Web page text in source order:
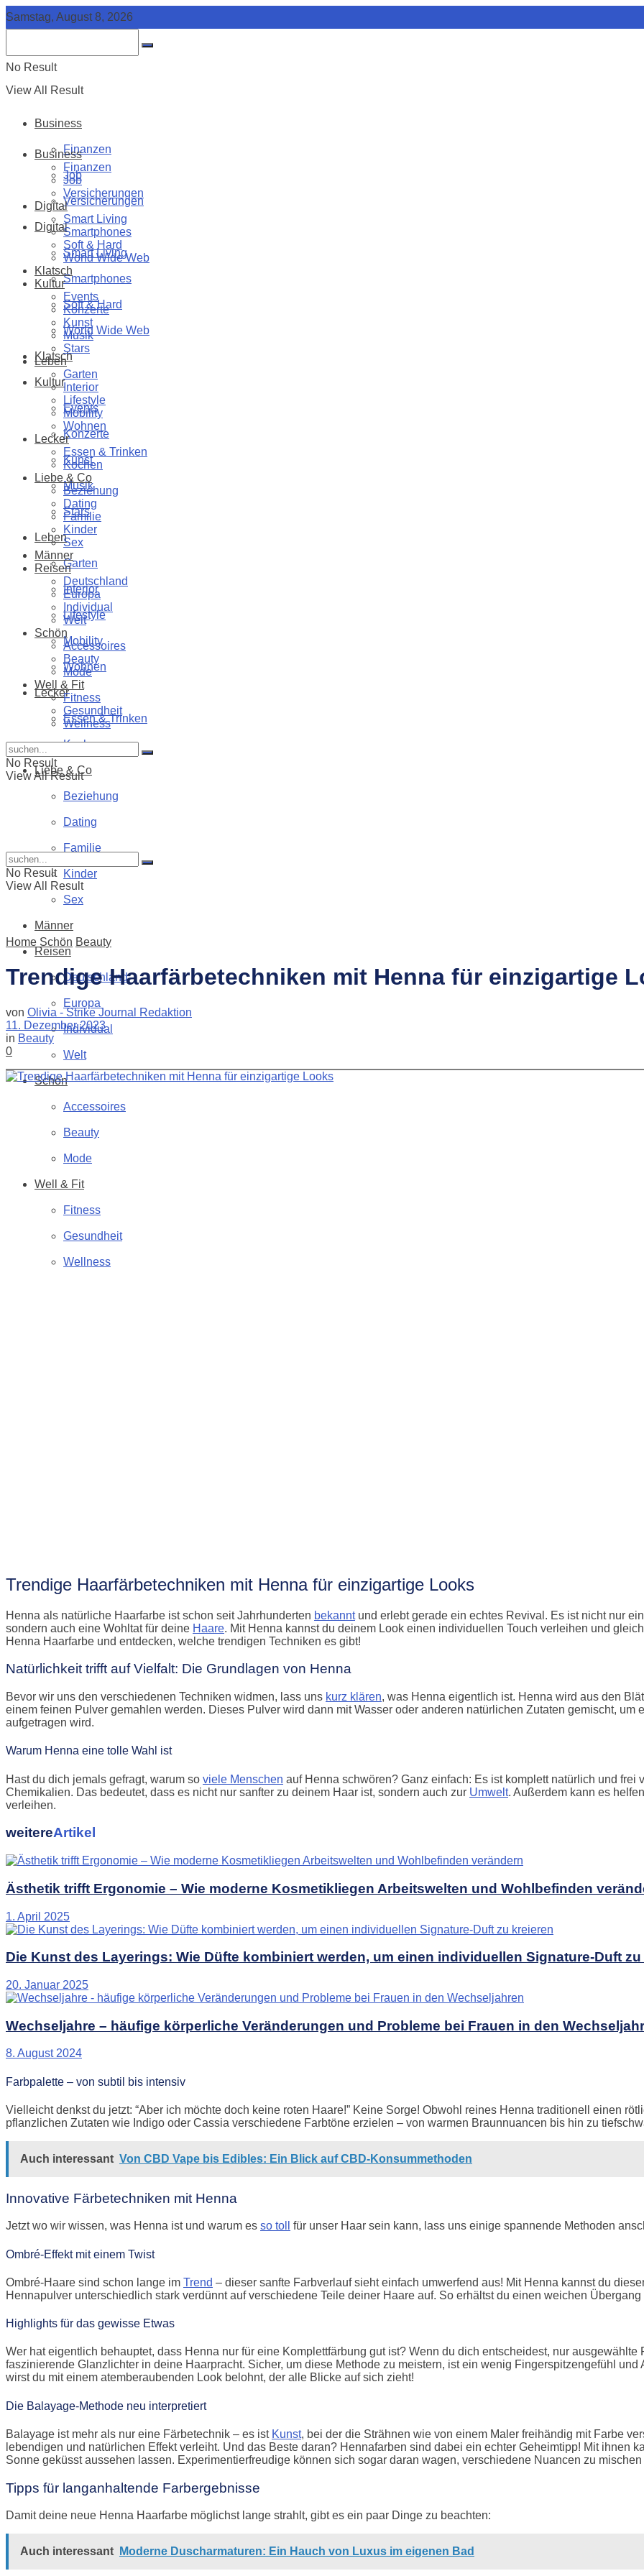
Samstag, August 8, 2026
No Result
View All Result
Business
Finanzen
Job
Versicherungen
Digital
Smart Living
Smartphones
Soft & Hard
World Wide Web
Klatsch
Kultur
Events
Konzerte
Kunst
Musik
Stars
Leben
Garten
Interior
Lifestyle
Mobility
Wohnen
Lecker
Essen & Trinken
Kochen
Liebe & Co
Beziehung
Dating
Familie
Kinder
Sex
Männer
Reisen
Deutschland
Europa
Individual
Welt
Schön
Accessoires
Beauty
Mode
Well & Fit
Fitness
Gesundheit
Wellness
Business
Finanzen
Job
Versicherungen
Digital
Smart Living
Smartphones
Soft & Hard
World Wide Web
Klatsch
Kultur
Events
Konzerte
Kunst
Musik
Stars
Leben
Garten
Interior
Lifestyle
Mobility
Wohnen
Lecker
Essen & Trinken
Kochen
Liebe & Co
Beziehung
Dating
Familie
Kinder
Sex
Männer
Reisen
Deutschland
Europa
Individual
Welt
Schön
Accessoires
Beauty
Mode
Well & Fit
Fitness
Gesundheit
Wellness
No Result
View All Result
No Result
View All Result
Home Schön Beauty
Trendige Haarfärbetechniken mit Henna für einzigartige
von Olivia - Strike Journal Redaktion
11. Dezember 2023
in Beauty
0
Trendige Haarfärbetechniken mit Henna für einzigartige Looks
Henna als natürliche Haarfarbe ist schon seit Jahrhunderten bekanntund erlebt gerade ein echtes Revival. Es ist nicht nur
sondern auch eine Wohltat für deine Haare. Mit Henna kannst du deinem Look einen individuellen Touch verleihen und
Henna Haarfarbe und entdecken, welche trendigen Techniken es gibt!
Natürlichkeit trifft auf Vielfalt: Die Grundlagen von Henna
Bevor wir uns den verschiedenen Techniken widmen, lass uns kurz klären, was Henna eigentlich ist. Henna wird aus den
einem feinen Pulver gemahlen werden. Dieses Pulver wird dann mit Wasser oder anderen natürlichen Zutaten gemischt, um
aufgetragen wird.
Warum Henna eine tolle Wahl ist
Hast du dich jemals gefragt, warum so viele Menschen auf Henna schwören? Ganz einfach: Es ist komplett natürlich und frei
Chemikalien. Das bedeutet, dass es nicht nur sanfter zu deinem Haar ist, sondern auch zur Umwelt. Außerdem kann es
verleihen.
weitereArtikel
Ästhetik trifft Ergonomie – Wie moderne Kosmetikliegen Arbeitswelten und Wohlbefinden
1. April 2025
Die Kunst des Layerings: Wie Düfte kombiniert werden, um einen individuellen Signature-Duft zu
20. Januar 2025
Wechseljahre – häufige körperliche Veränderungen und Probleme bei Frauen in den
8. August 2024
Farbpalette – von subtil bis intensiv
Vielleicht denkst du jetzt: “Aber ich möchte doch keine roten Haare!” Keine Sorge! Obwohl reines Henna traditionell einen
pflanzlichen Zutaten wie Indigo oder Cassia verschiedene Farbtöne erzielen – von warmen Braunnuancen bis hin zu
Auch interessant Von CBD Vape bis Edibles: Ein Blick auf CBD-Konsummethoden
Innovative Färbetechniken mit Henna
Jetzt wo wir wissen, was Henna ist und warum es so toll für unser Haar sein kann, lass uns einige spannende Methoden
Ombré-Effekt mit einem Twist
Ombré-Haare sind schon lange im Trend – dieser sanfte Farbverlauf sieht einfach umwerfend aus! Mit Henna kannst du
Hennapulver unterschiedlich stark verdünnt auf verschiedene Teile deiner Haare auf. So erhältst du einen weichen
Highlights für das gewisse Etwas
Wer hat eigentlich behauptet, dass Henna nur für eine Komplettfärbung gut ist? Wenn du dich entscheidest, nur
faszinierende Glanzlichter in deine Haarpracht. Sicher, um diese Methode zu meistern, ist ein wenig Fingerspitzengefühl
wirst du mit einem atemberaubenden Look belohnt, der alle Blicke auf sich zieht!
Die Balayage-Methode neu interpretiert
Balayage ist mehr als nur eine Färbetechnik – es ist Kunst, bei der die Strähnen wie von einem Maler freihändig mit Farbe
lebendigen und natürlichen Effekt verleiht. Und das Beste daran? Hennafarben sind dabei ein echter Geheimtipp! Mit ihnen
Sonne geküsst aussehen lassen. Experimentierfreudige können sich sogar daran wagen, verschiedene Nuancen zu
Tipps für langanhaltende Farbergebnisse
Damit deine neue Henna Haarfarbe möglichst lange strahlt, gibt es ein paar Dinge zu beachten:
Auch interessant Moderne Duscharmaturen: Ein Hauch von Luxus im eigenen Bad